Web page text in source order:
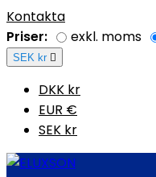
Kontakta
Priser:
exkl. moms
SEK kr 
DKK kr
EUR €
SEK kr